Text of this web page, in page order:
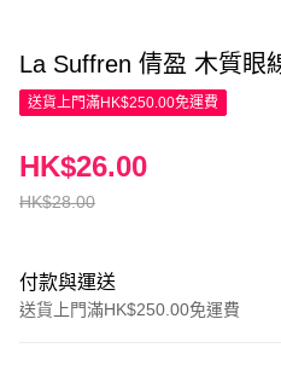
La Suffren 倩盈 木質眼
送貨上門滿HK$250.00免運費
HK$28.00
HK$26.00
付款與運送
送貨上門滿HK$250.00免運費